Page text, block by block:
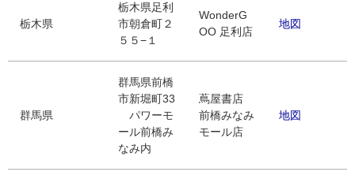
栃木県
栃木県足利
市朝倉町２
５５−１
WonderG
OO 足利店
地図
群馬県
群馬県前橋
市新堀町33
パワーモ
ール前橋み
なみ内
蔦屋書店
前橋みなみ
モール店
地図